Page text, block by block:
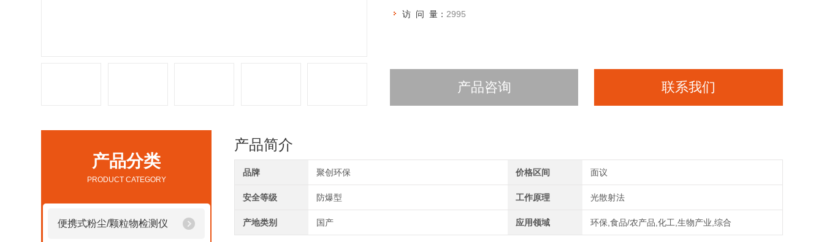
访 问 量： 2995
产品咨询 联系我们
产品分类
PRODUCT CATEGORY
便携式粉尘/颗粒物检测仪
产品简介
品牌 聚创环保 价格区间 面议
安全等级 防爆型 工作原理 光散射法
产地类别 国产 应用领域 环保,食品/农产品,化工,生物产业,综合